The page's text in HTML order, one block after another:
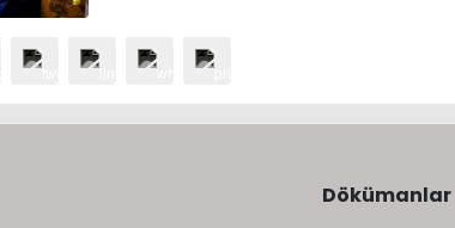
Dökümanlar